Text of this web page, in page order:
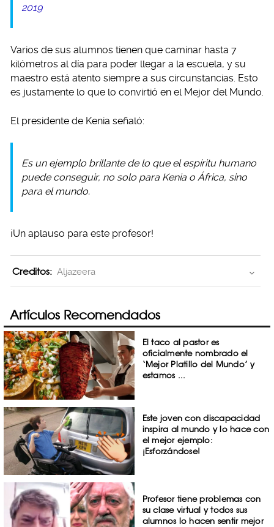
2019
Varios de sus alumnos tienen que caminar hasta 7
kilómetros al día para poder llegar a la escuela, y su
maestro está atento siempre a sus circunstancias. Esto
es justamente lo que lo convirtió en el Mejor del Mundo.
El presidente de Kenia señaló:
Es un ejemplo brillante de lo que el espíritu humano
puede conseguir, no solo para Kenia o África, sino
para el mundo.
¡Un aplauso para este profesor!
Creditos: Aljazeera
Artículos Recomendados
El taco al pastor es
oficialmente nombrado el
‘Mejor Platillo del Mundo’ y
estamos ...
Este joven con discapacidad
inspira al mundo y lo hace con
el mejor ejemplo:
¡Esforzándose!
Profesor tiene problemas con
su clase virtual y todos sus
alumnos lo hacen sentir mejor